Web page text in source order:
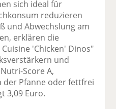
sich ideal für
reduzieren
und Abwechslung am
erklären die
'Chicken' Dinos"
und
Score A,
der Pfanne oder fettfrei
3,09 Euro.